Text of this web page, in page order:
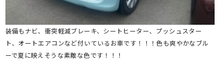
装備もナビ、衝突軽減ブレーキ、シートヒーター、プッシュスター
ト、オートエアコンなど付いているお車です！！！色も爽やかなブル
ーで夏に映えそうな素敵な色です！！！